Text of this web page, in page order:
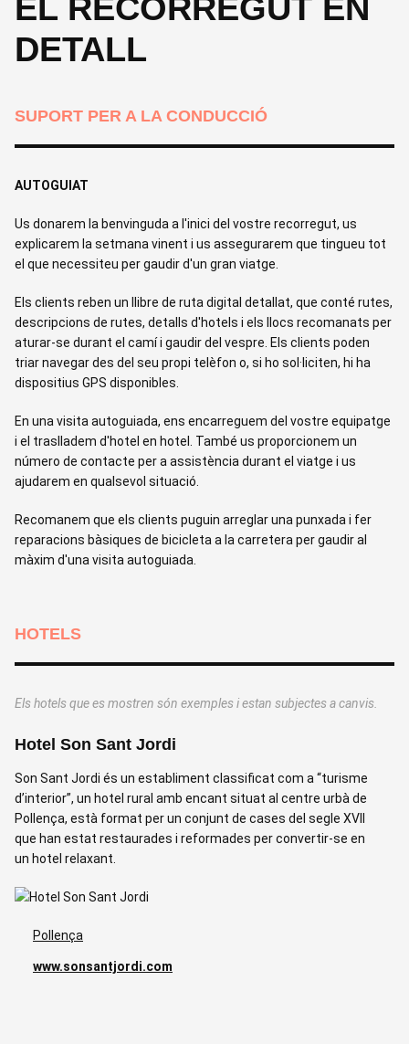
EL RECORREGUT EN
DETALL
SUPORT PER A LA CONDUCCIÓ
AUTOGUIAT
Us donarem la benvinguda a l'inici del vostre recorregut, us
explicarem la setmana vinent i us assegurarem que tingueu tot
el que necessiteu per gaudir d'un gran viatge.
Els clients reben un llibre de ruta digital detallat, que conté rutes,
descripcions de rutes, detalls d'hotels i els llocs recomanats per
aturar-se durant el camí i gaudir del vespre. Els clients poden
triar navegar des del seu propi telèfon o, si ho sol·liciten, hi ha
dispositius GPS disponibles.
En una visita autoguiada, ens encarreguem del vostre equipatge
i el traslladem d'hotel en hotel. També us proporcionem un
número de contacte per a assistència durant el viatge i us
ajudarem en qualsevol situació.
Recomanem que els clients puguin arreglar una punxada i fer
reparacions bàsiques de bicicleta a la carretera per gaudir al
màxim d'una visita autoguiada.
HOTELS
Els hotels que es mostren són exemples i estan subjectes a canvis.
Hotel Son Sant Jordi
Son Sant Jordi és un establiment classificat com a “turisme
d’interior”, un hotel rural amb encant situat al centre urbà de
Pollença, està format per un conjunt de cases del segle XVII
que han estat restaurades i reformades per convertir-se en
un hotel relaxant.
Pollença
www.sonsantjordi.com